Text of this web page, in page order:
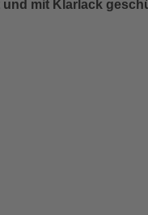
mit Klarlack